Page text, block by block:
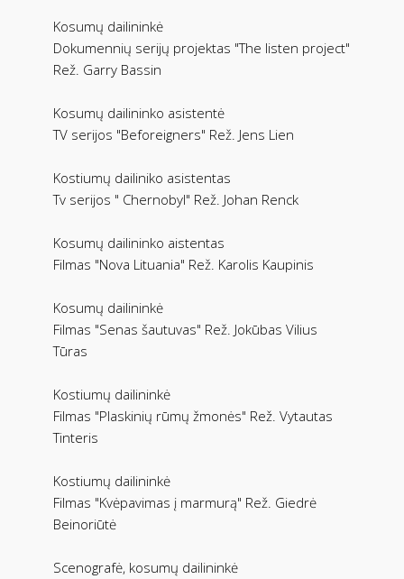
Kosumų dailininkė
Dokumennių serijų projektas "The listen project"
Rež. Garry Bassin
Kosumų dailininko asistentė
TV serijos "Beforeigners" Rež. Jens Lien
Kostiumų dailiniko asistentas
Tv serijos " Chernobyl" Rež. Johan Renck
Kosumų dailininko aistentas
Filmas "Nova Lituania" Rež. Karolis Kaupinis
Kosumų dailininkė
Filmas "Senas šautuvas" Rež. Jokūbas Vilius
Tūras
Kostiumų dailininkė
Filmas "Plaskinių rūmų žmonės" Rež. Vytautas
Tinteris
Kostiumų dailininkė
Filmas "Kvėpavimas į marmurą" Rež. Giedrė
Beinoriūtė
Scenografė, kosumų dailininkė